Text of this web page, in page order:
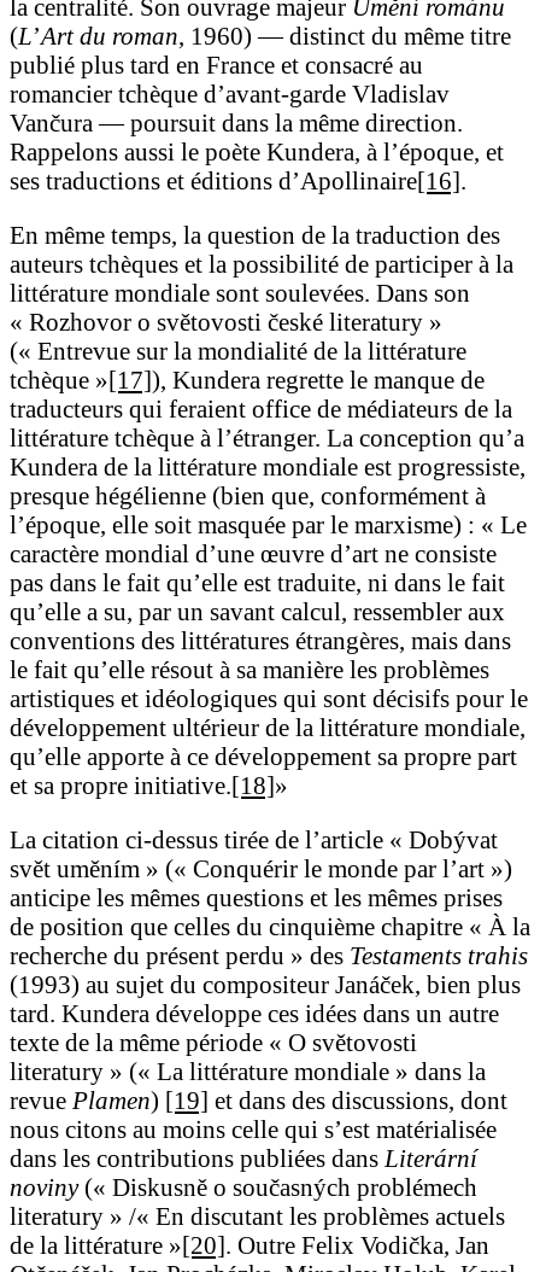
la centralité. Son ouvrage majeur Umění románu
(L’Art du roman, 1960) — distinct du même titre
publié plus tard en France et consacré au
romancier tchèque d’avant-garde Vladislav
Vančura — poursuit dans la même direction.
Rappelons aussi le poète Kundera, à l’époque, et
ses traductions et éditions d’Apollinaire[16].
En même temps, la question de la traduction des
auteurs tchèques et la possibilité de participer à la
littérature mondiale sont soulevées. Dans son
« Rozhovor o světovosti české literatury »
(« Entrevue sur la mondialité de la littérature
tchèque »[17]), Kundera regrette le manque de
traducteurs qui feraient office de médiateurs de la
littérature tchèque à l’étranger. La conception qu’a
Kundera de la littérature mondiale est progressiste,
presque hégélienne (bien que, conformément à
l’époque, elle soit masquée par le marxisme) : « Le
caractère mondial d’une œuvre d’art ne consiste
pas dans le fait qu’elle est traduite, ni dans le fait
qu’elle a su, par un savant calcul, ressembler aux
conventions des littératures étrangères, mais dans
le fait qu’elle résout à sa manière les problèmes
artistiques et idéologiques qui sont décisifs pour le
développement ultérieur de la littérature mondiale,
qu’elle apporte à ce développement sa propre part
et sa propre initiative.[18]»
La citation ci-dessus tirée de l’article « Dobývat
svět uměním » (« Conquérir le monde par l’art »)
anticipe les mêmes questions et les mêmes prises
de position que celles du cinquième chapitre « À la
recherche du présent perdu » des Testaments trahis
(1993) au sujet du compositeur Janáček, bien plus
tard. Kundera développe ces idées dans un autre
texte de la même période « O světovosti
literatury » (« La littérature mondiale » dans la
revue Plamen) [19] et dans des discussions, dont
nous citons au moins celle qui s’est matérialisée
dans les contributions publiées dans Literární
noviny(« Diskusně o současných problémech
literatury » /« En discutant les problèmes actuels
de la littérature »[20] . Outre Felix Vodička, Jan